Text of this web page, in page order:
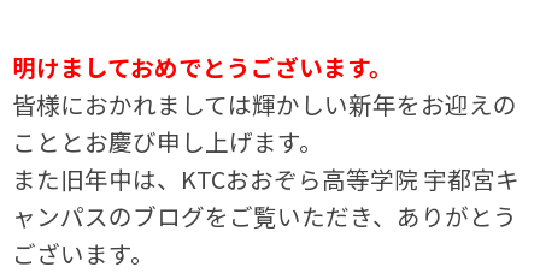
明けましておめでとうございます。
皆様におかれましては輝かしい新年をお迎えの
こととお慶び申し上げます。
また旧年中は、KTCおおぞら高等学院 宇都宮キ
ャンパスのブログをご覧いただき、ありがとう
ございます。